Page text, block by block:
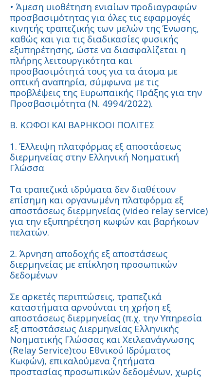
• Άμεση υιοθέτηση ενιαίων προδιαγραφών
προσβασιμότητας για όλες τις εφαρμογές
κινητής τραπεζικής των μελών της Ένωσης,
καθώς και για τις διαδικασίες φυσικής
εξυπηρέτησης, ώστε να διασφαλίζεται η
πλήρης λειτουργικότητα και
προσβασιμότητά τους για τα άτομα με
οπτική αναπηρία, σύμφωνα με τις
προβλέψεις της Ευρωπαϊκής Πράξης για την
Προσβασιμότητα (Ν. 4994/2022).
Β. ΚΩΦΟΙ ΚΑΙ ΒΑΡΗΚΟΟΙ ΠΟΛΙΤΕΣ
1. Έλλειψη πλατφόρμας εξ αποστάσεως
διερμηνείας στην Ελληνική Νοηματική
Γλώσσα
Τα τραπεζικά ιδρύματα δεν διαθέτουν
επίσημη και οργανωμένη πλατφόρμα εξ
αποστάσεως διερμηνείας (video relay service)
για την εξυπηρέτηση κωφών και βαρήκοων
πελατών.
2. Άρνηση αποδοχής εξ αποστάσεως
διερμηνείας με επίκληση προσωπικών
δεδομένων
Σε αρκετές περιπτώσεις, τραπεζικά
καταστήματα αρνούνται τη χρήση εξ
αποστάσεως διερμηνείας (π.χ. την Υπηρεσία
εξ αποστάσεως Διερμηνείας Ελληνικής
Νοηματικής Γλώσσας και Χειλεανάγνωσης
(Relay Service)του Εθνικού Ιδρύματος
Κωφών), επικαλούμενα ζητήματα
προστασίας προσωπικών δεδομένων, χωρίς